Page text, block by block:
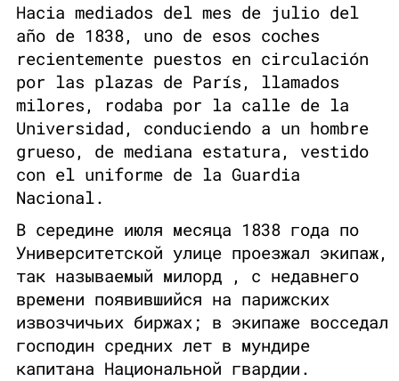
Hacia mediados del mes de julio del
año de 1838, uno de esos coches
recientemente puestos en circulación
por las plazas de París, llamados
milores, rodaba por la calle de la
Universidad, conduciendo a un hombre
grueso, de mediana estatura, vestido
con el uniforme de la Guardia
Nacional.
В середине июля месяца 1838 года по
Университетской улице проезжал экипаж,
так называемый милорд , с недавнего
времени появившийся на парижских
извозчичьих биржах; в экипаже восседал
господин средних лет в мундире
капитана Национальной гвардии.